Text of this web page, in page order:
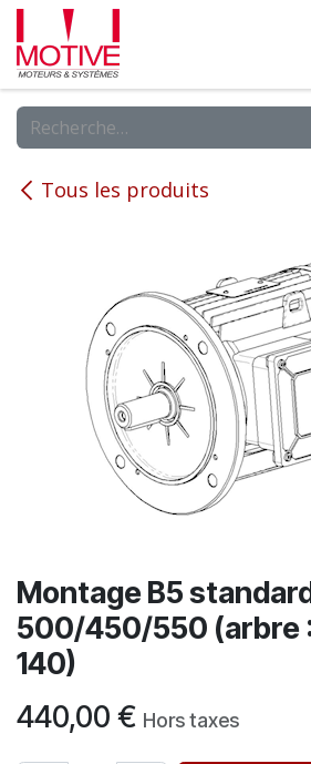
Se rendre au contenu
Tous les produits
Montage B5
500/450/550 (arbre
140)
440,00 € Hors taxes